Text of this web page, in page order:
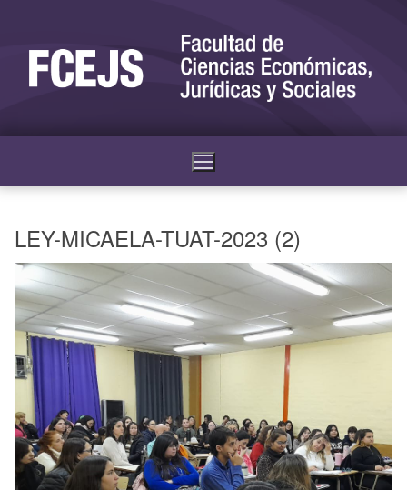
LEY-MICAELA-TUAT-2023 (2)